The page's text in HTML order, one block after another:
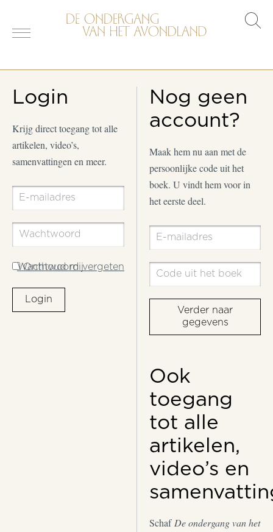
Login
Krijg direct toegang tot alle
artikelen, video’s,
samenvattingen en meer.
Wachtwoord vergeten
Onthoud mij
Login
Nog geen
account?
Maak hem nu aan met de
persoonlijke code uit het
boek. U vindt hem voor in
het eerste deel.
Verder naar
gegevens
Ook
toegang
tot alle
artikelen,
video’s en
Schaf De ondergang van het